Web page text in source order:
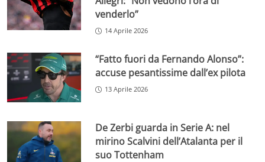
venderlo”
14 Aprile 2026
“Fatto fuori da Fernando Alonso”:
accuse pesantissime dall’ex pilota
13 Aprile 2026
De Zerbi guarda in Serie A: nel
mirino Scalvini dell’Atalanta per il
suo Tottenham